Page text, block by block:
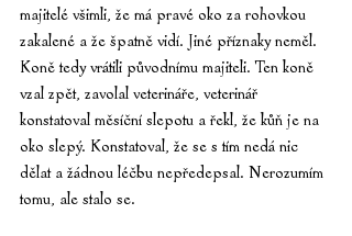
majitelé všimli, že má pravé oko za rohovkou
zakalené a že špatně vidí. Jiné příznaky neměl.
Koně tedy vrátili původnímu majiteli. Ten koně
vzal zpět, zavolal veterináře, veterinář
konstatoval měsíční slepotu a řekl, že kůň je na
oko slepý. Konstatoval, že se s tím nedá nic
dělat a žádnou léčbu nepředepsal. Nerozumím
tomu, ale stalo se.